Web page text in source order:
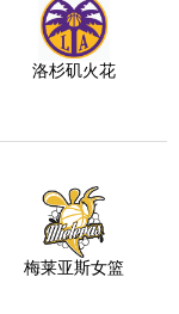
洛杉矶火花
梅莱亚斯女篮